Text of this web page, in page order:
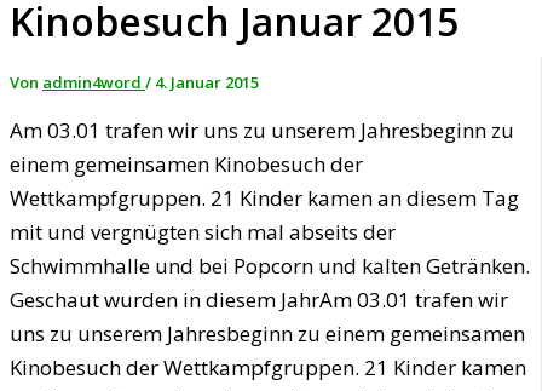
Kinobesuch Januar 2015
Von admin4word / 4. Januar 2015
Am 03.01 trafen wir uns zu unserem Jahresbeginn zu
einem gemeinsamen Kinobesuch der
Wettkampfgruppen. 21 Kinder kamen an diesem Tag
mit und vergnügten sich mal abseits der
Schwimmhalle und bei Popcorn und kalten Getränken.
Geschaut wurden in diesem JahrAm 03.01 trafen wir
uns zu unserem Jahresbeginn zu einem gemeinsamen
Kinobesuch der Wettkampfgruppen. 21 Kinder kamen